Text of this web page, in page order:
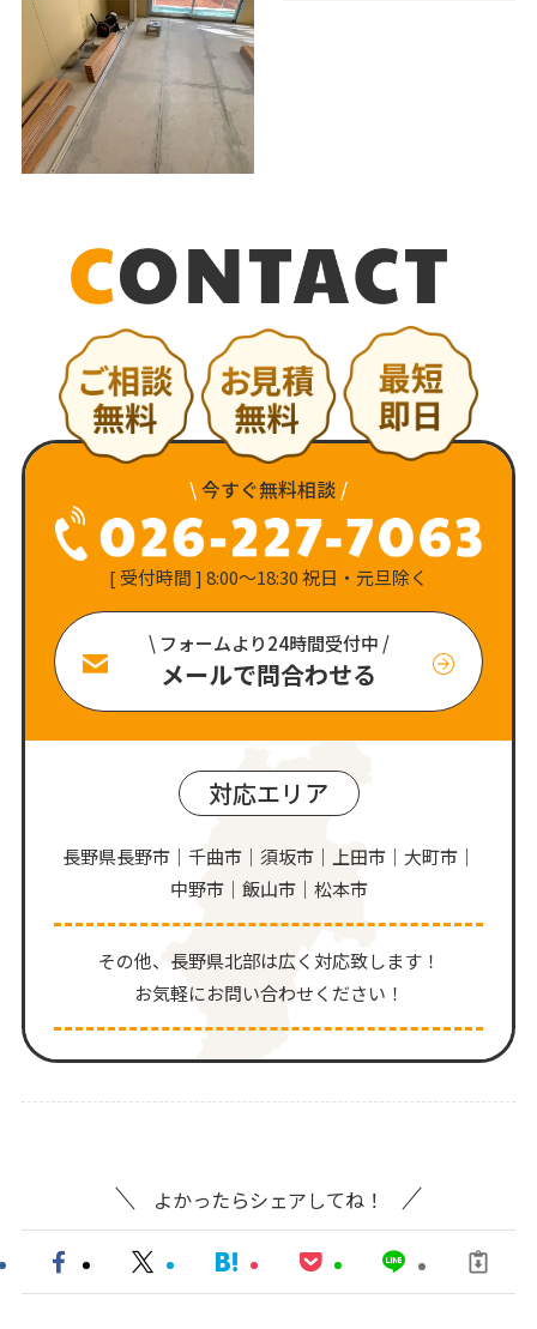
\今すぐ無料相談 /
[ 受付時間 ] 8:00〜18:30 祝日・元旦除く
\ フォームより24時間受付中 /
メールで問合わせる
対応エリア
長野県長野市｜千曲市｜須坂市｜上田市｜大町市｜
中野市｜飯山市｜松本市
その他、⻑野県北部は広く対応致します！
お気軽にお問い合わせください！
よかったらシェアしてね！